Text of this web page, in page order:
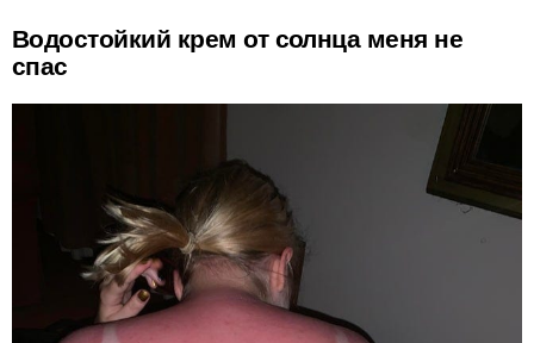
Водостойкий крем от солнца меня не
спас